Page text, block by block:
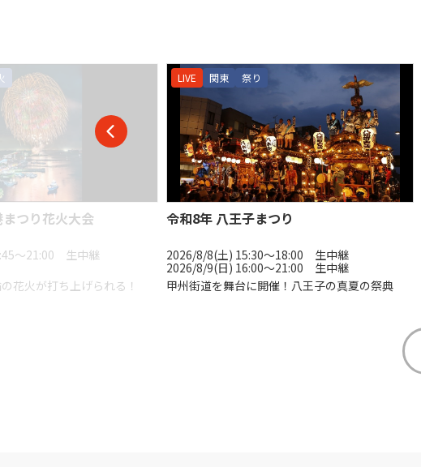
つり花火大会
〜21:00 生中継
花火が打ち上げられる！
LIVE 関東 祭り
令和8年 八王子まつり
2026/8/8(土) 15:30〜18:00 生中継
2026/8/9(日) 16:00〜21:00 生中継
甲州街道を舞台に開催！八王子の真夏の祭典